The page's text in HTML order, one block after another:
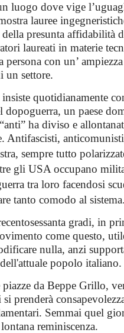
luogo dove vige
lauree
presunta affidabilità
laureati in materie
con un’
un settore.
quotidianamente
dopoguerra, un paese
ha diviso e
Antifascisti,
sempre tutto
gli USA occupano
tra loro facendosi
tanto comodo al sistema.
gradi, in
come questo,
nulla, anzi
popolo italiano.
da Beppe Grillo,
prenderà
Semmai quel
reminiscenza.